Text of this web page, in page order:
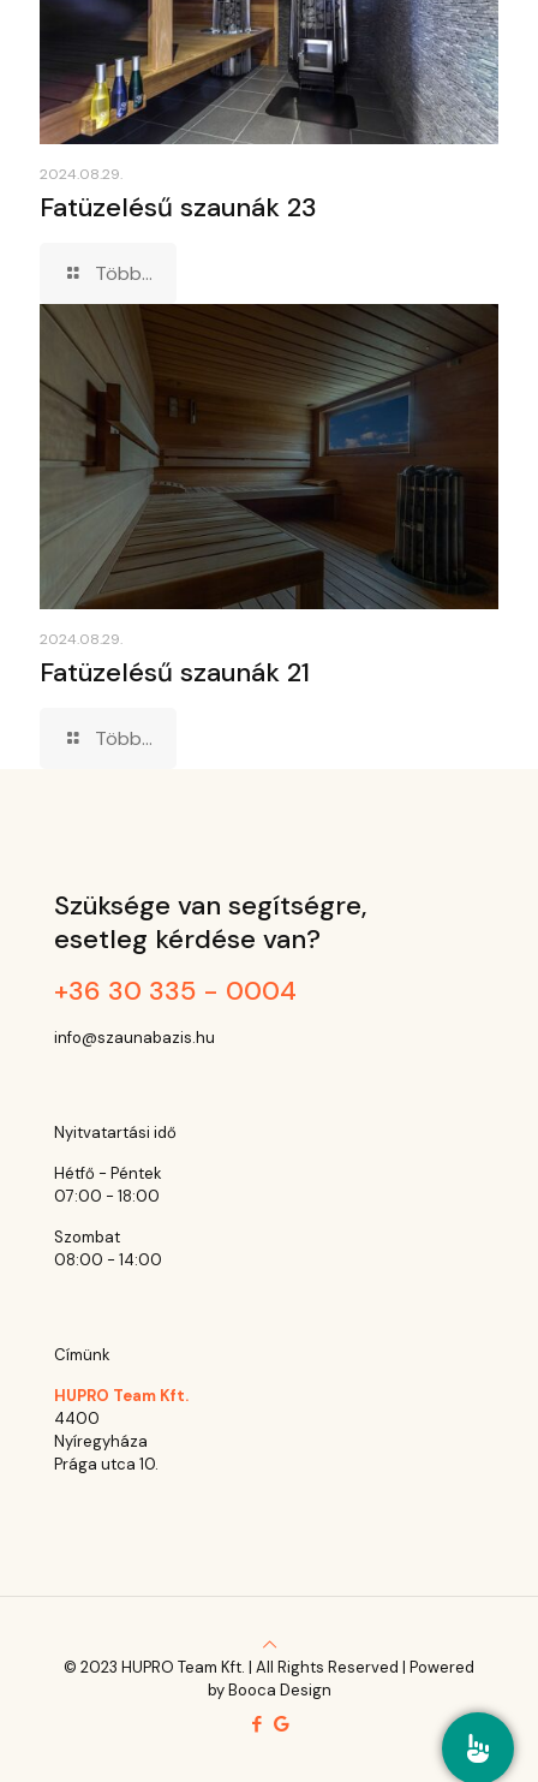
2024.08.29.
Fatüzelésű szaunák 23
Több...
2024.08.29.
Fatüzelésű szaunák 21
Több...
Szüksége van segítségre,
esetleg kérdése van?
+36 30 335 - 0004
info@szaunabazis.hu
Nyitvatartási idő
Hétfő - Péntek
07:00 - 18:00
Szombat
08:00 - 14:00
Címünk
HUPRO Team Kft.
4400
Nyíregyháza
Prága utca 10.
© 2023 HUPRO Team Kft. | All Rights Reserved | Powered
by Booca Design